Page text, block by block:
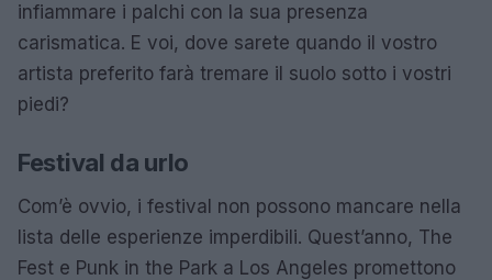
infiammare i palchi con la sua presenza
carismatica. E voi, dove sarete quando il vostro
artista preferito farà tremare il suolo sotto i vostri
piedi?
Festival da urlo
Com’è ovvio, i festival non possono mancare nella
lista delle esperienze imperdibili. Quest’anno, The
Fest e Punk in the Park a Los Angeles promettono